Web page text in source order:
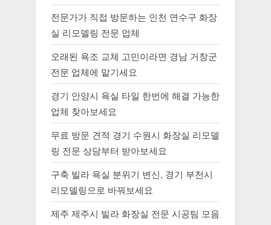
전문가가 직접 방문하는 인천 연수구 화장
실 리모델링 전문 업체
오래된 욕조 교체 고민이라면 경남 거창군
전문 업체에 맡기세요
경기 안양시 욕실 타일 한번에 해결 가능한
업체 찾아보세요
무료 방문 견적 경기 수원시 화장실 리모델
링 전문 상담부터 받아보세요
구축 빌라 욕실 분위기 변신, 경기 부천시
리모델링으로 바꿔보세요
제주 제주시 빌라 화장실 전문 시공팀 모음